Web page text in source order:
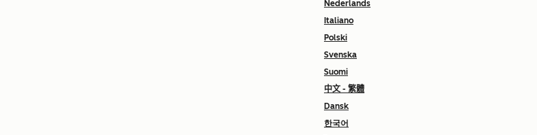
Nederlands
Italiano
Polski
Svenska
Suomi
中文 - 繁體
Dansk
한국어